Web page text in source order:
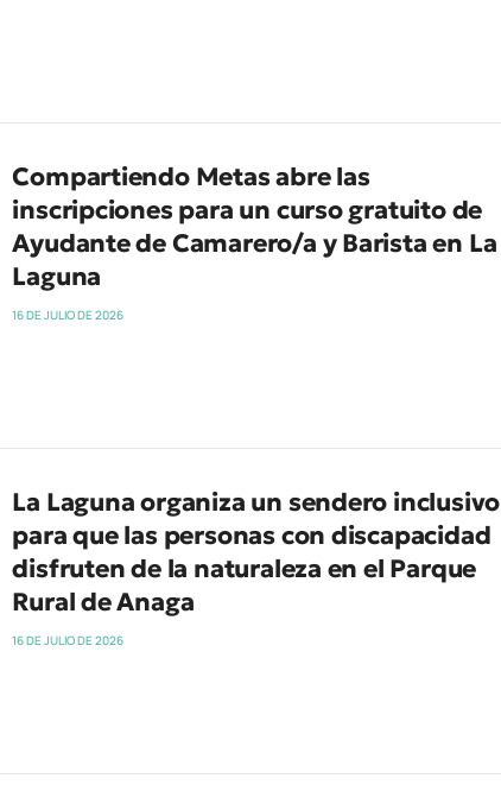
Compartiendo Metas abre las
inscripciones para un curso gratuito de
Ayudante de Camarero/a y Barista en La
Laguna
16 DE JULIO DE 2026
La Laguna organiza un sendero inclusivo
para que las personas con discapacidad
disfruten de la naturaleza en el Parque
Rural de Anaga
16 DE JULIO DE 2026